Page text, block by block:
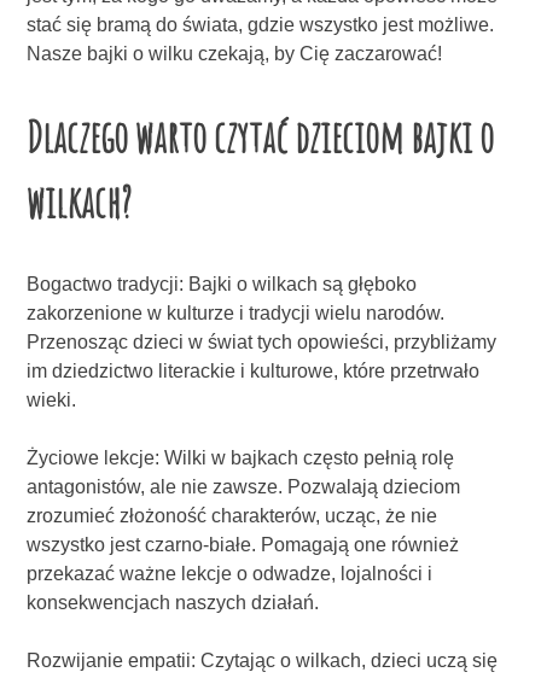
stać się bramą do świata, gdzie wszystko jest możliwe.
Nasze bajki o wilku czekają, by Cię zaczarować!
Dlaczego warto czytać dzieciom bajki o
wilkach?
Bogactwo tradycji: Bajki o wilkach są głęboko
zakorzenione w kulturze i tradycji wielu narodów.
Przenosząc dzieci w świat tych opowieści, przybliżamy
im dziedzictwo literackie i kulturowe, które przetrwało
wieki.
Życiowe lekcje: Wilki w bajkach często pełnią rolę
antagonistów, ale nie zawsze. Pozwalają dzieciom
zrozumieć złożoność charakterów, ucząc, że nie
wszystko jest czarno-białe. Pomagają one również
przekazać ważne lekcje o odwadze, lojalności i
konsekwencjach naszych działań.
Rozwijanie empatii: Czytając o wilkach, dzieci uczą się